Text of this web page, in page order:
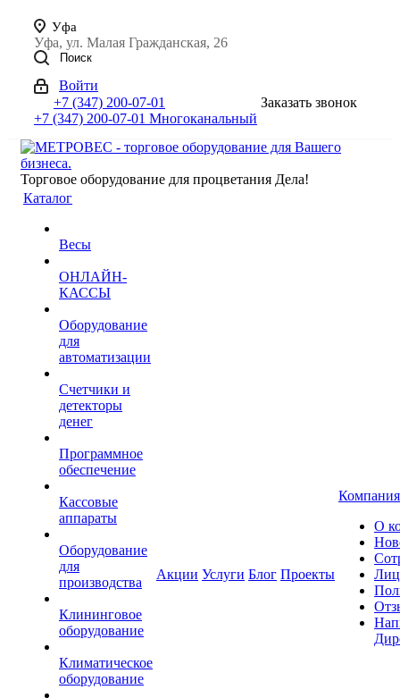
Уфа
Уфа, ул. Малая Гражданская, 26
Поиск
Войти
+7 (347) 200-07-01
+7 (347) 200-07-01 Многоканальный
Заказать звонок
Торговое оборудование для процветания Дела!
Каталог
Весы
ОНЛАЙН-
КАССЫ
Оборудование
для
автоматизации
Счетчики и
детекторы
денег
Программное
обеспечение
Кассовые
аппараты
Оборудование
для
производства
Клининговое
оборудование
Климатическое
оборудование
Акции Услуги Блог Проекты
Компания
О